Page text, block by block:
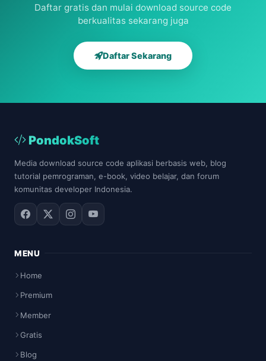
Daftar gratis dan mulai download source code
berkualitas sekarang juga
Daftar Sekarang
PondokSoft
Media download source code aplikasi berbasis web, blog
tutorial pemrograman, e-book, video belajar, dan forum
komunitas developer Indonesia.
MENU
Home
Premium
Member
Gratis
Blog